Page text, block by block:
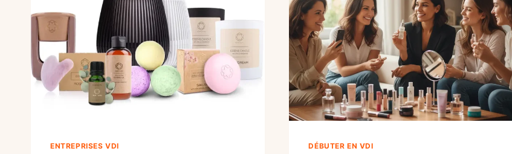
ENTREPRISES VDI DÉBUTER EN VDI